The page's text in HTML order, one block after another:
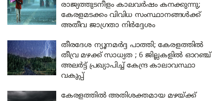
രാജ്യത്തുടനീളം കാലവർഷം കനക്കുന്നു;
കേരളമടക്കം വിവിധ സംസ്ഥാനങ്ങൾക്ക്
അതീവ ജാഗ്രതാ നിർദ്ദേശം
തീരദേശ ന്യൂനമർദ്ദ പാത്തി; കേരളത്തിൽ
തീവ്ര മഴക്ക് സാധ്യത ; 6 ജില്ലകളിൽ ഓറഞ്ച്
അലർട്ട് പ്രഖ്യാപിച്ച് കേന്ദ്ര കാലാവസ്ഥാ
വകുപ്പ്
കേരളത്തിൽ അതിശക്തമായ മഴയ്ക്ക്